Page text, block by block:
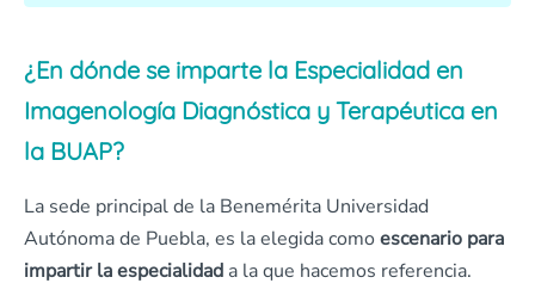
¿En dónde se imparte la Especialidad en
Imagenología Diagnóstica y Terapéutica en
la BUAP?
La sede principal de la Benemérita Universidad
Autónoma de Puebla, es la elegida como escenario para
impartir la especialidad a la que hacemos referencia.